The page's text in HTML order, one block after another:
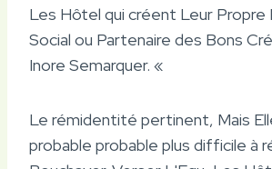
Les Hôtel qui créent Leur Propre
Social ou Partenaire des Bons
Inore Semarquer. «
Le rémidentité pertinent, Mais
probable probable plus difficile à